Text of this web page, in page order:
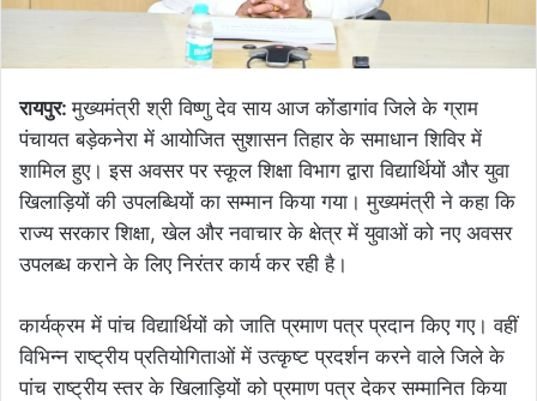
रायपुर:मुख्यमंत्री श्री विष्णु देव साय आज कोंडागांव जिले के ग्राम
पंचायत बड़ेकनेरा में आयोजित सुशासन तिहार के समाधान शिविर में
शामिल हुए। इस अवसर पर स्कूल शिक्षा विभाग द्वारा विद्यार्थियों और युवा
खिलाड़ियों की उपलब्धियों का सम्मान किया गया। मुख्यमंत्री ने कहा कि
राज्य सरकार शिक्षा, खेल और नवाचार के क्षेत्र में युवाओं को नए अवसर
उपलब्ध कराने के लिए निरंतर कार्य कर रही है।
कार्यक्रम में पांच विद्यार्थियों को जाति प्रमाण पत्र प्रदान किए गए। वहीं
विभिन्न राष्ट्रीय प्रतियोगिताओं में उत्कृष्ट प्रदर्शन करने वाले जिले के
पांच राष्ट्रीय स्तर के खिलाड़ियों को प्रमाण पत्र देकर सम्मानित किया